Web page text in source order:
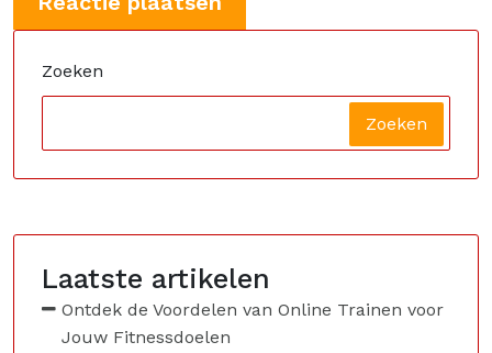
Zoeken
Zoeken
Laatste artikelen
Ontdek de Voordelen van Online Trainen voor
Jouw Fitnessdoelen